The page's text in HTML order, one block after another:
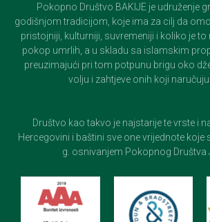
Pokopno Društvo BAKIJE je udruženje
godišnjom tradicijom, koje ima za cilj da
pristojniji, kulturniji, suvremeniji i koliko je
pokop umrlih, a u skladu sa islamskim
preuzimajući pri tom potpunu brigu oko
volju i zahtjeve onih koji
Društvo kao takvo je najstarije te vrste i
Hercegovini i baštini sve one vrijednote koje
g. osnivanjem Pokopnog Društva